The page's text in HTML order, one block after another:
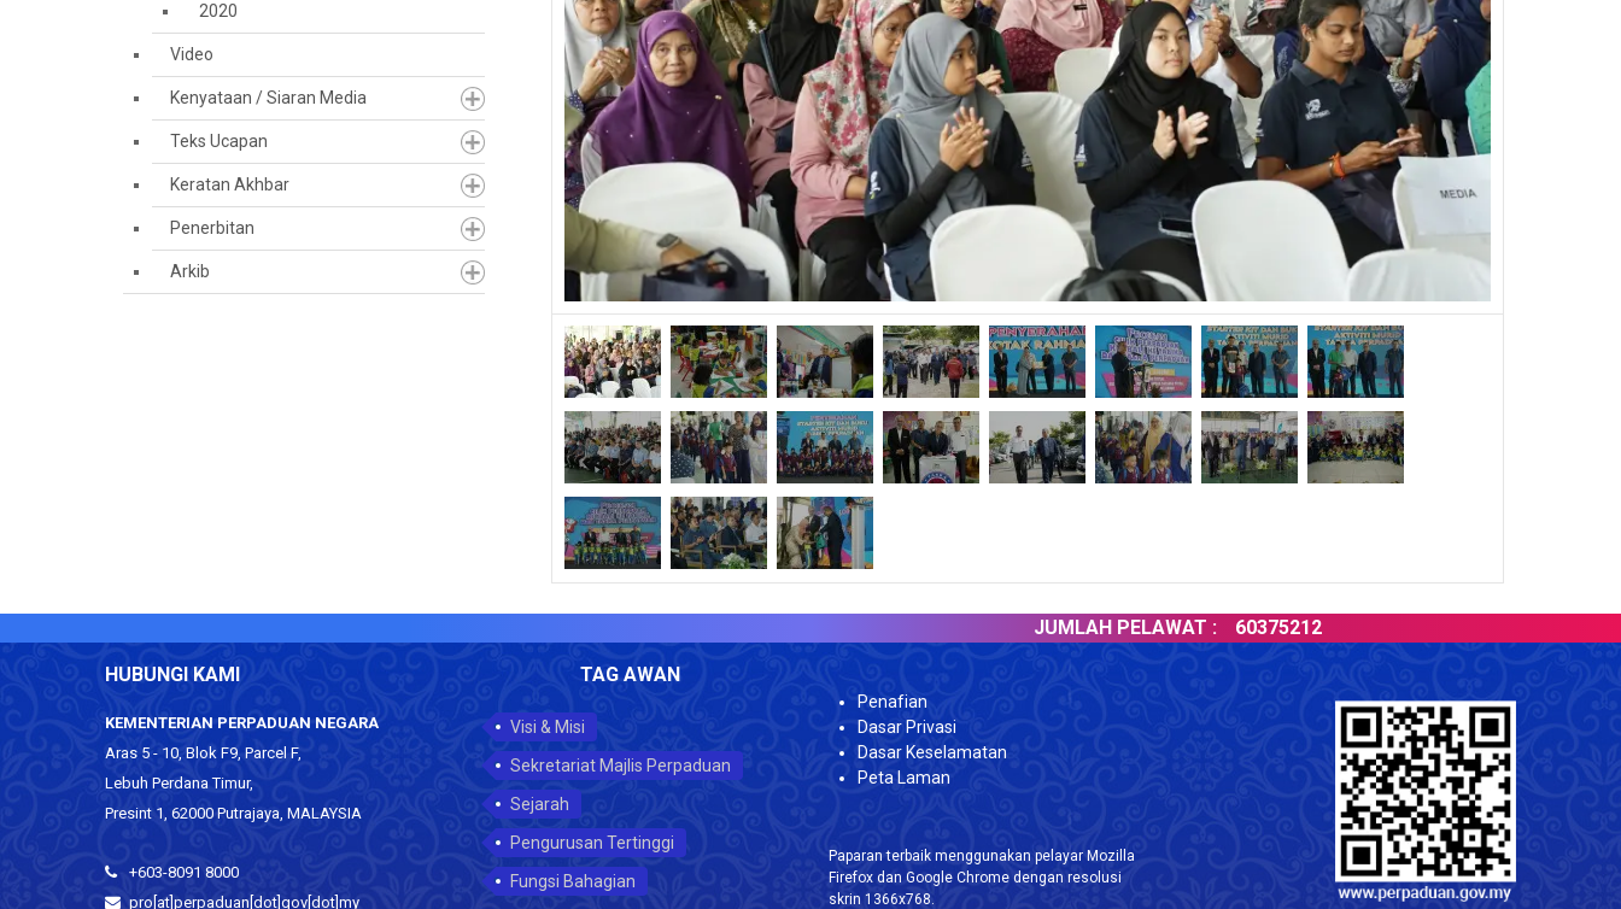
2020
Video
Kenyataan / Siaran Media
Teks Ucapan
Keratan Akhbar
Penerbitan
Arkib
JUMLAH PELAWAT : 60375212
HUBUNGI KAMI
KEMENTERIAN PERPADUAN NEGARA
Aras 5 - 10, Blok F9, Parcel F,
Lebuh Perdana Timur,
Presint 1, 62000 Putrajaya, MALAYSIA
+603-8091 8000
pro[at]perpaduan[dot]gov[dot]my
TAG AWAN
Visi & Misi
Sekretariat Majlis Perpaduan
Sejarah
Pengurusan Tertinggi
Fungsi Bahagian
Penafian
Dasar Privasi
Dasar Keselamatan
Peta Laman
Paparan terbaik menggunakan pelayar Mozilla
Firefox dan Google Chrome dengan resolusi
skrin 1366x768.